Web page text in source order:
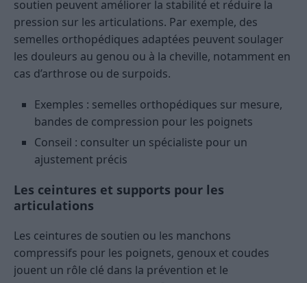
soutien peuvent améliorer la stabilité et réduire la
pression sur les articulations. Par exemple, des
semelles orthopédiques adaptées peuvent soulager
les douleurs au genou ou à la cheville, notamment en
cas d’arthrose ou de surpoids.
Exemples : semelles orthopédiques sur mesure,
bandes de compression pour les poignets
Conseil : consulter un spécialiste pour un
ajustement précis
Les ceintures et supports pour les
articulations
Les ceintures de soutien ou les manchons
compressifs pour les poignets, genoux et coudes
jouent un rôle clé dans la prévention et le